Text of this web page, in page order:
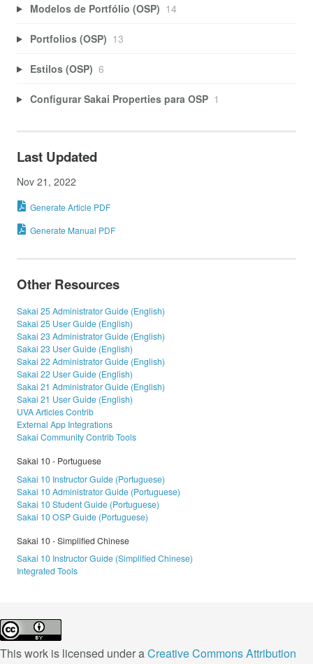
Modelos de Portfólio (OSP) 14
Portfolios (OSP) 13
Estilos (OSP) 6
Configurar Sakai Properties para OSP 1
Last Updated
Nov 21, 2022
Generate Article PDF
Generate Manual PDF
Other Resources
Sakai 25 Administrator Guide (English)
Sakai 25 User Guide (English)
Sakai 23 Administrator Guide (English)
Sakai 23 User Guide (English)
Sakai 22 Administrator Guide (English)
Sakai 22 User Guide (English)
Sakai 21 Administrator Guide (English)
Sakai 21 User Guide (English)
UVA Articles Contrib
External App Integrations
Sakai Community Contrib Tools
Sakai 10 - Portuguese
Sakai 10 Instructor Guide (Portuguese)
Sakai 10 Administrator Guide (Portuguese)
Sakai 10 Student Guide (Portuguese)
Sakai 10 OSP Guide (Portuguese)
Sakai 10 - Simplified Chinese
Sakai 10 Instructor Guide (Simplified Chinese)
Integrated Tools
This work is licensed under aCreative Commons Attribution